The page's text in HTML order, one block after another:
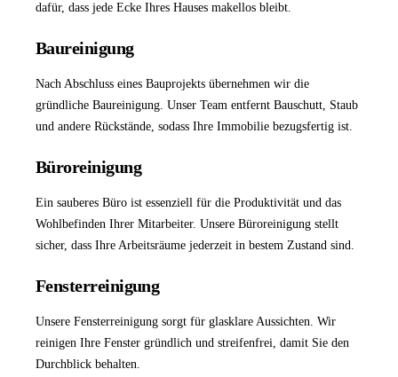
dafür, dass jede Ecke Ihres Hauses makellos bleibt.
Baureinigung
Nach Abschluss eines Bauprojekts übernehmen wir die
gründliche Baureinigung. Unser Team entfernt Bauschutt, Staub
und andere Rückstände, sodass Ihre Immobilie bezugsfertig ist.
Büroreinigung
Ein sauberes Büro ist essenziell für die Produktivität und das
Wohlbefinden Ihrer Mitarbeiter. Unsere Büroreinigung stellt
sicher, dass Ihre Arbeitsräume jederzeit in bestem Zustand sind.
Fensterreinigung
Unsere Fensterreinigung sorgt für glasklare Aussichten. Wir
reinigen Ihre Fenster gründlich und streifenfrei, damit Sie den
Durchblick behalten.